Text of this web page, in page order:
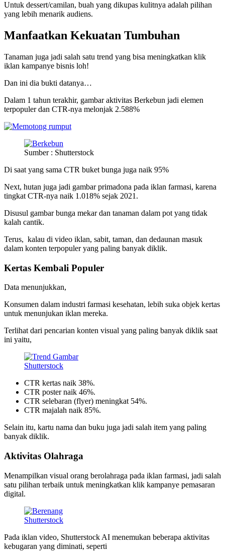
Untuk dessert/camilan, buah yang dikupas kulitnya adalah pilihan
yang lebih menarik audiens.
Manfaatkan Kekuatan Tumbuhan
Tanaman juga jadi salah satu trend yang bisa meningkatkan klik
iklan kampanye bisnis loh!
Dan ini dia bukti datanya…
Dalam 1 tahun terakhir, gambar aktivitas Berkebun jadi elemen
terpopuler dan CTR-nya melonjak 2.588%
Sumber : Shutterstock
Di saat yang sama CTR buket bunga juga naik 95%
Next, hutan juga jadi gambar primadona pada iklan farmasi, karena
tingkat CTR-nya naik 1.018% sejak 2021.
Disusul gambar bunga mekar dan tanaman dalam pot yang tidak
kalah cantik.
Terus, kalau di video iklan, sabit, taman, dan dedaunan masuk
dalam konten terpopuler yang paling banyak diklik.
Kertas Kembali Populer
Data menunjukkan,
Konsumen dalam industri farmasi kesehatan, lebih suka objek kertas
untuk menunjukan iklan mereka.
Terlihat dari pencarian konten visual yang paling banyak diklik saat
ini yaitu,
Shutterstock
CTR kertas naik 38%.
CTR poster naik 46%.
CTR selebaran (flyer) meningkat 54%.
CTR majalah naik 85%.
Selain itu, kartu nama dan buku juga jadi salah item yang paling
banyak diklik.
Aktivitas Olahraga
Menampilkan visual orang berolahraga pada iklan farmasi, jadi salah
satu pilihan terbaik untuk meningkatkan klik kampanye pemasaran
digital.
Shutterstock
Pada iklan video, Shutterstock AI menemukan beberapa aktivitas
kebugaran yang diminati, seperti